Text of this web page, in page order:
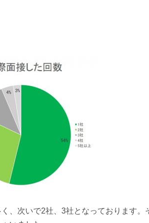
、次いで2社、3社となっております。